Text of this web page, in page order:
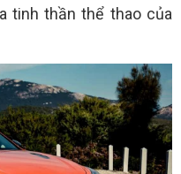
tinh thần thể thao của